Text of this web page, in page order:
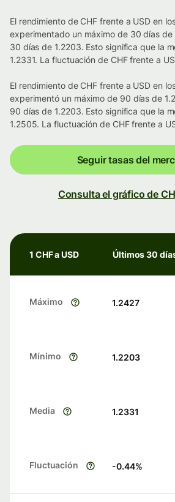
El rendimiento de CHF frente a USD en
experimentado un máximo de 30 días de
30 días de 1.2203. Esto significa que la
1.2331. La fluctuación de CHF frente a
El rendimiento de CHF frente a USD en
experimentó un máximo de 90 días de
90 días de 1.2203. Esto significa que la
1.2505. La fluctuación de CHF frente a
Seguir tasas del
Consulta el gráfico de
1 CHF a USD Últimos 30
Máximo 1.2427
Mínimo 1.2203
Media 1.2331
Fluctuación -0.44%